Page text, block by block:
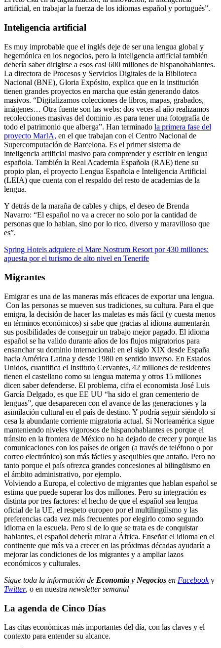
artificial, en trabajar la fuerza de los idiomas español y portugués”.
Inteligencia artificial
Es muy improbable que el inglés deje de ser una lengua global y
hegemónica en los negocios, pero la inteligencia artificial también
debería saber dirigirse a esos casi 600 millones de hispanohablantes.
La directora de Procesos y Servicios Digitales de la Biblioteca
Nacional (BNE), Gloria Expósito, explica que en la institución
tienen grandes proyectos en marcha que están generando datos
masivos. “Digitalizamos colecciones de libros, mapas, grabados,
imágenes… Otra fuente son las webs: dos veces al año realizamos
recolecciones masivas del dominio .es para tener una fotografía de
todo el patrimonio que alberga”. Han terminado la primera fase del
proyecto MarIA, en el que trabajan con el Centro Nacional de
Supercomputación de Barcelona. Es el primer sistema de
inteligencia artificial masivo para comprender y escribir en lengua
española. También la Real Academia Española (RAE) tiene su
propio plan, el proyecto Lengua Española e Inteligencia Artificial
(LEIA) que cuenta con el respaldo del resto de academias de la
lengua.
Y detrás de la maraña de cables y chips, el deseo de Brenda
Navarro: “El español no va a crecer no solo por la cantidad de
personas que lo hablan, sino por lo rico, diverso y maravilloso que
es”.
Spring Hotels adquiere el Mare Nostrum Resort por 430 millones:
apuesta por el turismo de alto nivel en Tenerife
Migrantes
Emigrar es una de las maneras más eficaces de exportar una lengua.
Con las personas se mueven sus tradiciones, su cultura. Para el que
emigra, la decisión de hacer las maletas es más fácil (y cuesta menos
en términos económicos) si sabe que gracias al idioma aumentarán
sus posibilidades de conseguir un trabajo mejor pagado. El idioma
español se ha valido durante años de los flujos migratorios para
ensanchar su dominio internacional: en el siglo XIX desde España
hacia América Latina y desde 1980 en sentido inverso. En Estados
Unidos, cuantifica el Instituto Cervantes, 42 millones de residentes
tienen el castellano como su lengua materna y otros 15 millones
dicen saber defenderse. El problema, cifra el economista José Luis
García Delgado, es que EE UU “ha sido el gran cementerio de
lenguas”, que desaparecen con el avance de las generaciones y la
asimilación cultural en el país de destino. Y podría seguir siéndolo si
cesa la abundante corriente migratoria actual. Si Norteamérica sigue
manteniendo niveles vigorosos de hispanohablantes es porque el
tránsito en la frontera de México no ha dejado de crecer y porque las
comunicaciones con los países de origen (a través de teléfono o por
correo electrónico) son más fáciles y asequibles que antaño. Pero no
tanto porque el país ofrezca grandes concesiones al bilingüismo en
el ámbito administrativo, por ejemplo.
Volviendo a Europa, el colectivo de migrantes que hablan español se
estima que puede superar los dos millones. Pero su integración es
distinta por tres factores: el hecho de que el español sea lengua
oficial de la UE, el respeto europeo por el multilingüismo y las
preferencias cada vez más frecuentes por elegirlo como segundo
idioma en la escuela. Pero si de lo que se trata es de conquistar
hablantes, el español debería mirar a África. Enseñar el idioma en el
continente que más va a crecer en las próximas décadas ayudaría a
mejorar las condiciones de los migrantes y a ampliar lazos
económicos y culturales.
Sigue toda la información de Economía y Negocios en Facebooky
Twitter, o en nuestra newsletter semanal
La agenda de Cinco Días
Las citas económicas más importantes del día, con las claves y el
contexto para entender su alcance.